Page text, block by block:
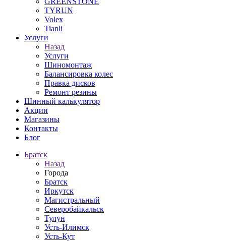
TYRUN
Volex
Tianli
Услуги
Назад
Услуги
Шиномонтаж
Балансировка колес
Правка дисков
Ремонт резины
Шинный калькулятор
Акции
Магазины
Контакты
Блог
Братск
Назад
Города
Братск
Иркутск
Магистральный
Северобайкальск
Тулун
Усть-Илимск
Усть-Кут